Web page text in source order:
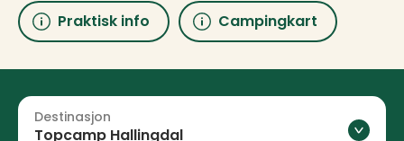
Praktisk info Campingkart
Topcamp Hallingdal
Destinasjon